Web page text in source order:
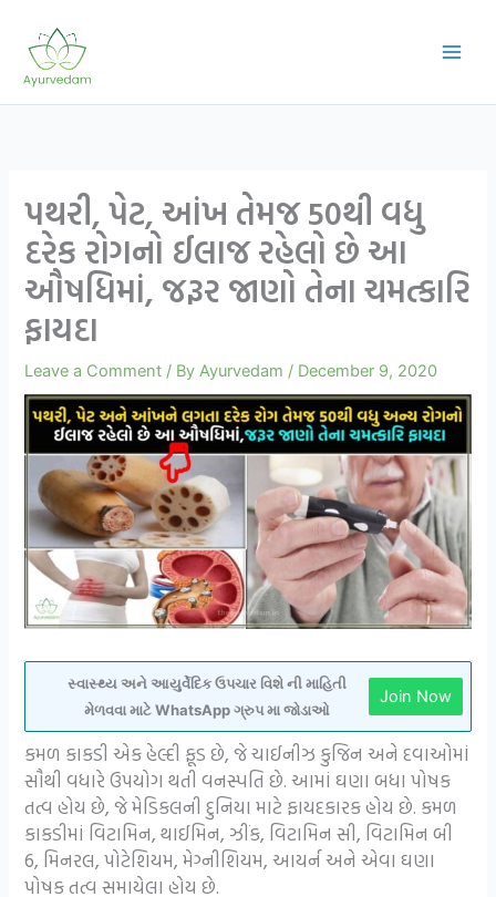
content
પથરી, પેટ, આંખ તેમજ 50થી વધુ
દરેક રોગનો ઈલાજ રહેલો છે આ
ઔષધિમાં, જરૂર જાણો તેના ચમત્કારિ
ફાયદા
Leave a Comment / ByAyurvedam / December 9, 2020
સ્વાસ્થ્ય અને આયુર્વેદિક ઉપચાર વિશે ની માહિતી
મેળવવા માટે WhatsApp ગ્રુપ મા જોડાઓ
Join Now
કમળ કાકડી એક હેલ્દી ફૂડ છે, જે ચાઈનીઝ કુજિન અને દવાઓમાં
સૌથી વધારે ઉપયોગ થતી વનસ્પતિ છે. આમાં ઘણા બધા પોષક
તત્વ હોય છે, જે મેડિકલની દુનિયા માટે ફાયદકારક હોય છે. કમળ
કાકડીમાં વિટામિન, થાઈમિન, ઝીંક, વિટામિન સી, વિટામિન બી
6, મિનરલ, પોટેશિયમ, મેગ્નીશિયમ, આયર્ન અને એવા ઘણા
પોષક તત્વ સમાયેલા હોય છે.